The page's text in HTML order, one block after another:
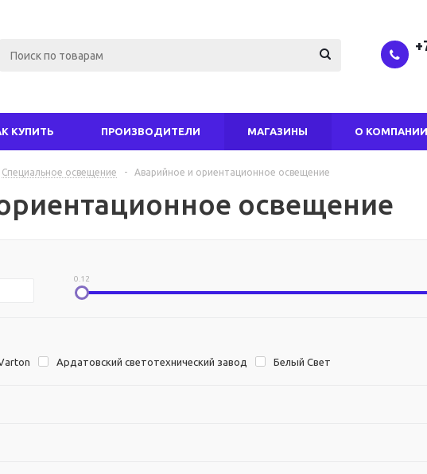
КУПИТЬ ПРОИЗВОДИТЕЛИ МАГАЗИНЫ О КОМПАНИИ
Специальное освещение - Аварийное и ориентационное освещение
освещение
0.12
Ардатовский светотехнический завод Белый Свет